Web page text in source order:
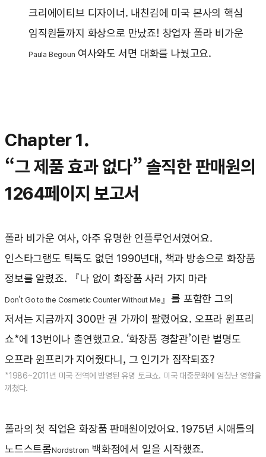
크리에이티브 디자이너. 내친김에 미국 본사의 핵심
임직원들까지 화상으로 만났죠! 창업자 폴라 비가운
Paula Begoun 여사와도 서면 대화를 나눴고요.
Chapter 1.
“그 제품 효과 없다” 솔직한 판매원의
1264페이지 보고서
폴라 비가운 여사, 아주 유명한 인플루언서였어요.
인스타그램도 틱톡도 없던 1990년대, 책과 방송으로 화장품
정보를 알렸죠. 『나 없이 화장품 사러 가지 마라
Don't Go to the Cosmetic Counter Without Me 』를 포함한 그의
저서는 지금까지 300만 권 가까이 팔렸어요. 오프라 윈프리
쇼*에 13번이나 출연했고요. ‘화장품 경찰관’이란 별명도
오프라 윈프리가 지어줬다니, 그 인기가 짐작되죠?
*1986~2011년 미국 전역에 방영된 유명 토크쇼. 미국 대중문화에 엄청난 영향을
끼쳤다.
폴라의 첫 직업은 화장품 판매원이었어요. 1975년 시애틀의
노드스트롬Nordstrom 백화점에서 일을 시작했죠.